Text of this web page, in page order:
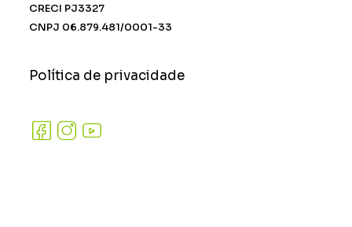
CRECI PJ3327
CNPJ 06.879.481/0001-33
Política de privacidade